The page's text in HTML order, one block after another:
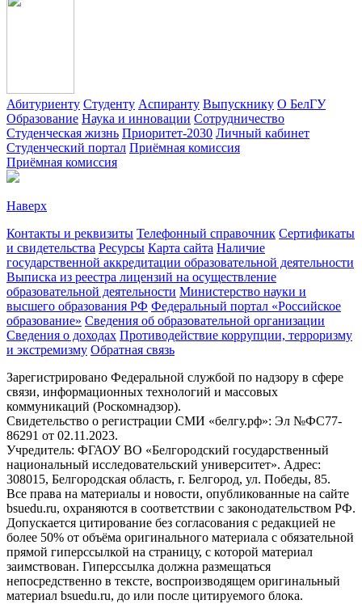
Абитуриенту Студенту Аспиранту Выпускнику О БелГУ
Образование Наука и инновации Сотрудничество
Студенческая жизнь Приоритет-2030 Личный кабинет
Студенческий портал Приёмная комиссия
Приёмная комиссия
Наверх
Контакты и реквизиты Телефонный справочник Сертификаты
и свидетельства Ресурсы Карта сайта Наличие
государственной аккредитации образовательной деятельности
Выписка из реестра лицензий на осуществление
образовательной деятельности Министерствo науки и
высшего образования РФ Федеральный портал «Российское
образование» Сведения об образовательной организации
Сведения о доходах Противодействие коррупции, терроризму
и экстремизму Обратная связь
Зарегистрировано Федеральной службой по надзору в сфере
связи, информационных технологий и массовых
коммуникаций (Роскомнадзор).
Свидетельство о регистрации СМИ «белгу.рф»: Эл №ФС77-
86291 от 02.11.2023.
Учредитель: ФГАОУ ВО «Белгородский государственный
национальный исследовательский университет». Адрес:
308015, Белгородская область, г. Белгород, ул. Победы, 85.
Все права на материалы и новости, опубликованные на сайте
bsuedu.ru, охраняются в соответствии с законодательством РФ.
Допускается цитирование без согласования с редакцией не
более 50% от объёма оригинального материала с обязательной
прямой гиперссылкой на страницу, с которой материал
заимствован. Гиперссылка должна размещаться
непосредственно в тексте, воспроизводящем оригинальный
материал bsuedu.ru, до или после цитируемого блока.